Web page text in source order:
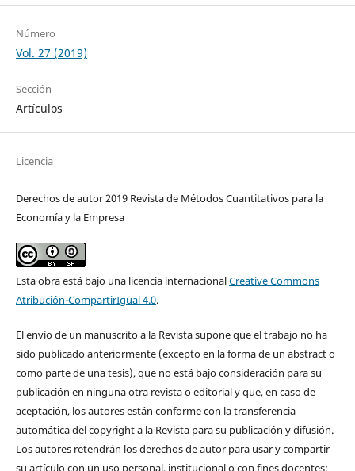
Número
Vol. 27 (2019)
Sección
Artículos
Licencia
Derechos de autor 2019 Revista de Métodos Cuantitativos para la
Economía y la Empresa
Esta obra está bajo una licencia internacionalCreative Commons
Atribución-CompartirIgual 4.0.
El envío de un manuscrito a la Revista supone que el trabajo no ha
sido publicado anteriormente (excepto en la forma de un abstract o
como parte de una tesis), que no está bajo consideración para su
publicación en ninguna otra revista o editorial y que, en caso de
aceptación, los autores están conforme con la transferencia
automática del copyright a la Revista para su publicación y difusión.
Los autores retendrán los derechos de autor para usar y compartir
su artículo con un uso personal, institucional o con fines docentes;